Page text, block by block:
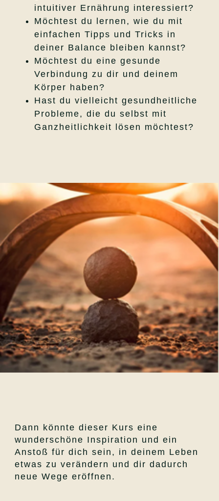
intuitiver Ernährung interessiert?
Möchtest du lernen, wie du mit
einfachen Tipps und Tricks in
deiner Balance bleiben kannst?
Möchtest du eine gesunde
Verbindung zu dir und deinem
Körper haben?
Hast du vielleicht gesundheitliche
Probleme, die du selbst mit
Ganzheitlichkeit lösen möchtest?
Dann könnte dieser Kurs eine
wunderschöne Inspiration und ein
Anstoß für dich sein, in deinem Leben
etwas zu verändern und dir dadurch
neue Wege eröffnen.